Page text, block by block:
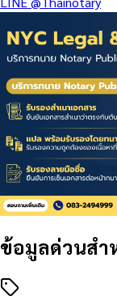
ข้อมูลด่วนสำ